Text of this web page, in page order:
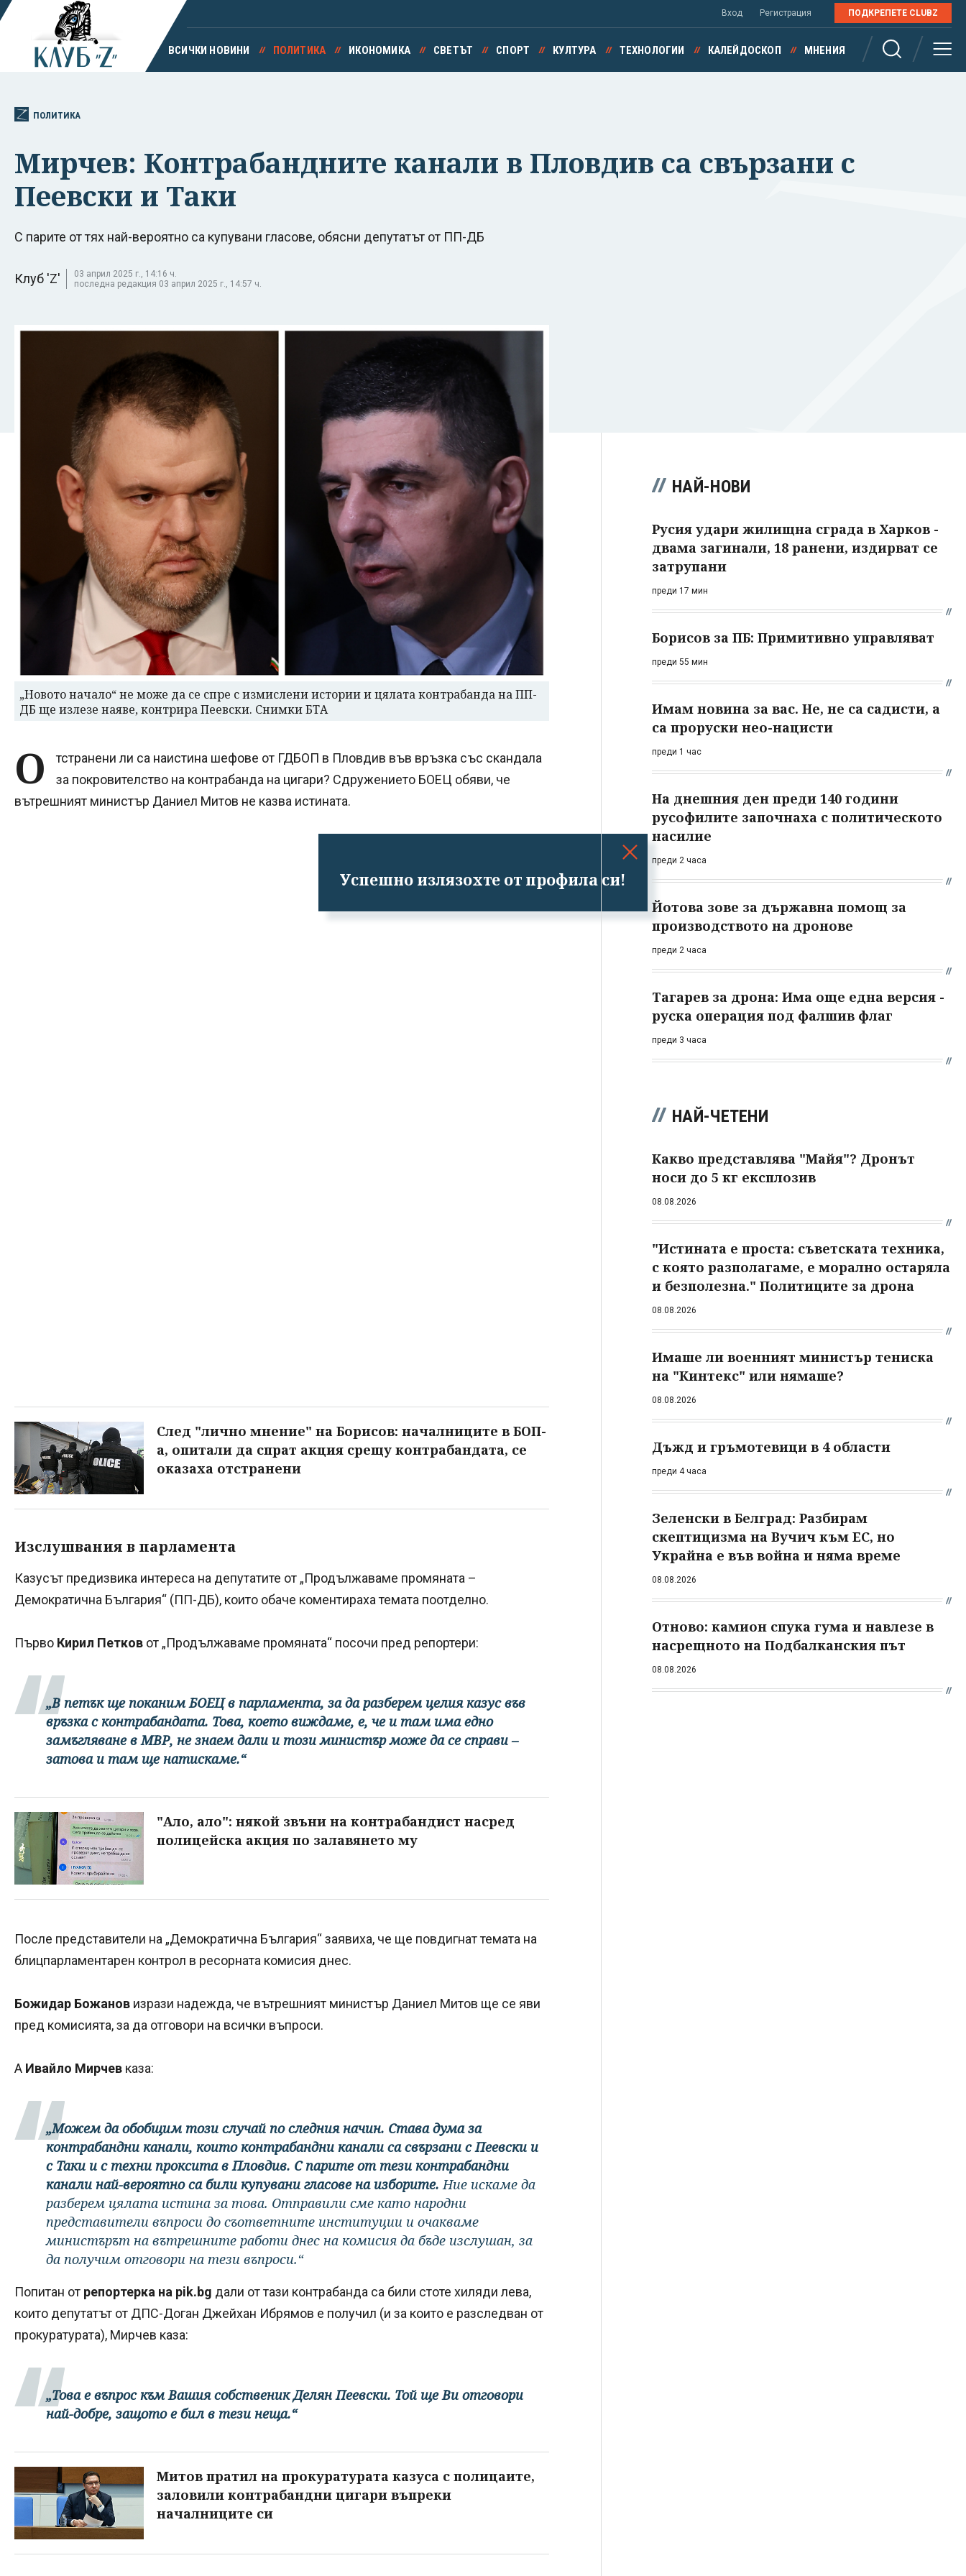
Успешно излязохте от профила си!
Вход Регистрация ПОДКРЕПЕТЕ CLUBZ
ВСИЧКИ НОВИНИ ПОЛИТИКА ИКОНОМИКА СВЕТЪТ СПОРТ КУЛТУРА ТЕХНОЛОГИИ КАЛЕЙДОСКОП МНЕНИЯ
ПОЛИТИКА
Мирчев: Контрабандните канали в Пловдив са свързани с
Пеевски и Таки
С парите от тях най-вероятно са купувани гласове, обясни депутатът от ПП-ДБ
Клуб 'Z'
03 април 2025 г., 14:16 ч.
последна редакция 03 април 2025 г., 14:57 ч.
„Новото начало“ не може да се спре с измислени истории и цялата контрабанда на ПП-
ДБ ще излезе наяве, контрира Пеевски. Снимки БТА
О
тстранени ли са наистина шефове от ГДБОП в Пловдив във връзка със скандала
за покровителство на контрабанда на цигари? Сдружението БОЕЦ обяви, че
вътрешният министър Даниел Митов не казва истината.
След "лично мнение" на Борисов: началниците в БОП-
а, опитали да спрат акция срещу контрабандата, се
оказаха отстранени
Изслушвания в парламента
Казусът предизвика интереса на депутатите от „Продължаваме промяната –
Демократична България“ (ПП-ДБ), които обаче коментираха темата поотделно.
Първо Кирил Петков от „Продължаваме промяната“ посочи пред репортери:
„В петък ще поканим БОЕЦ в парламента, за да разберем целия казус във
връзка с контрабандата. Това, което виждаме, е, че и там има едно
замъгляване в МВР, не знаем дали и този министър може да се справи –
затова и там ще натискаме.“
"Ало, ало": някой звъни на контрабандист насред
полицейска акция по залавянето му
После представители на „Демократична България“ заявиха, че ще повдигнат темата на
блицпарламентарен контрол в ресорната комисия днес.
Божидар Божанов изрази надежда, че вътрешният министър Даниел Митов ще се яви
пред комисията, за да отговори на всички въпроси.
А Ивайло Мирчев каза:
„Можем да обобщим този случай по следния начин. Става дума за
контрабандни канали, които контрабандни канали са свързани с Пеевски и
с Таки и с техни проксита в Пловдив. С парите от тези контрабандни
канали най-вероятно са били купувани гласове на изборите. Ние искаме да
разберем цялата истина за това. Отправили сме като народни
представители въпроси до съответните институции и очакваме
министърът на вътрешните работи днес на комисия да бъде изслушан, за
да получим отговори на тези въпроси.“
Попитан от репортерка на pik.bg дали от тази контрабанда са били стоте хиляди лева,
които депутатът от ДПС-Доган Джейхан Ибрямов е получил (и за които е разследван от
прокуратурата), Мирчев каза:
„Това е въпрос към Вашия собственик Делян Пеевски. Той ще Ви отговори
най-добре, защото е бил в тези неща.“
Митов пратил на прокуратурата казуса с полицаите,
заловили контрабандни цигари въпреки
началниците си
НАЙ-НОВИ
Русия удари жилищна сграда в Харков -
двама загинали, 18 ранени, издирват се
затрупани
преди 17 мин
Борисов за ПБ: Примитивно управляват
преди 55 мин
Имам новина за вас. Не, не са садисти, а
са проруски нео-нацисти
преди 1 час
На днешния ден преди 140 години
русофилите започнаха с политическото
насилие
преди 2 часа
Йотова зове за държавна помощ за
производството на дронове
преди 2 часа
Тагарев за дрона: Има още една версия -
руска операция под фалшив флаг
преди 3 часа
НАЙ-ЧЕТЕНИ
Какво представлява "Майя"? Дронът
носи до 5 кг експлозив
08.08.2026
"Истината е проста: съветската техника,
с която разполагаме, е морално остаряла
и безполезна." Политиците за дрона
08.08.2026
Имаше ли военният министър тениска
на "Кинтекс" или нямаше?
08.08.2026
Дъжд и гръмотевици в 4 области
преди 4 часа
Зеленски в Белград: Разбирам
скептицизма на Вучич към ЕС, но
Украйна е във война и няма време
08.08.2026
Отново: камион спука гума и навлезе в
насрещното на Подбалканския път
08.08.2026